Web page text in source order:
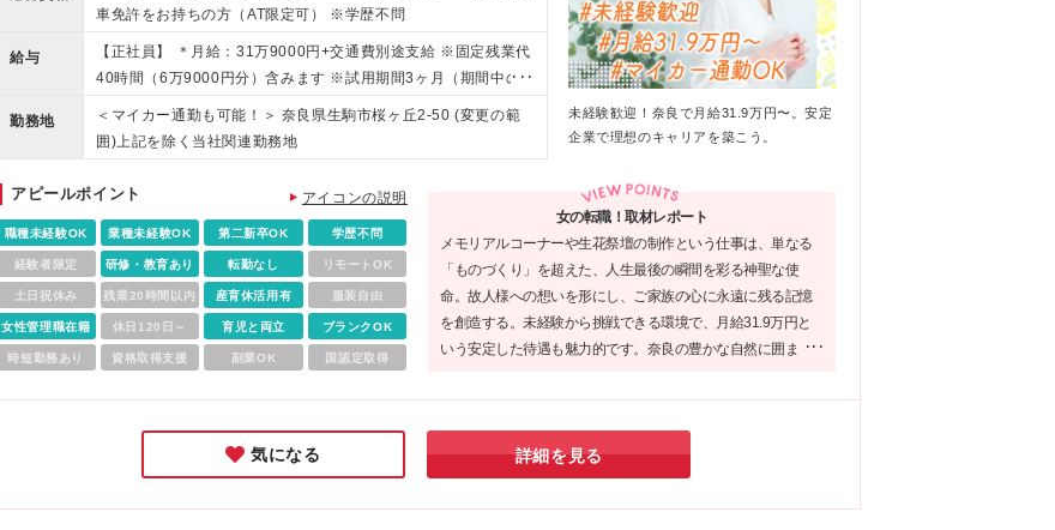
車免許をお持ちの方（AT限定可） ※学歴不問
給与
【正社員】 ＊月給：31万9000円+交通費別途支給 ※固定残業代
40時間（6万9000円分）含みます ※試用期間3ヶ月（期間中の
待遇に差異はありません。） 【アルバイト】 ＊時給1150円～
勤務地
＜マイカー通勤も可能！＞ 奈良県生駒市桜ヶ丘2-50 (変更の範
囲)上記を除く当社関連勤務地
未経験歓迎！奈良で月給31.9万円〜。安定
企業で理想のキャリアを築こう。
アピールポイント アイコンの説明
職種未経験OK 業種未経験OK 第二新卒OK 学歴不問
経験者限定 研修・教育あり 転勤なし リモートOK
土日祝休み 残業20時間以内 産育休活用有 服装自由
女性管理職在籍 休日120日～ 育児と両立 ブランクOK
時短勤務あり 資格取得支援 副業OK 国認定取得
女の転職！取材レポート
メモリアルコーナーや生花祭壇の制作という仕事は、単なる
「ものづくり」を超えた、人生最後の瞬間を彩る神聖な使
命。故人様への想いを形にし、ご家族の心に永遠に残る記憶
を創造する。未経験から挑戦できる環境で、月給31.9万円と
いう安定した待遇も魅力的です。奈良の豊かな自然に囲ま
して成長できる、本当に意義深い職場だと確信しています。
気になる 詳細を見る